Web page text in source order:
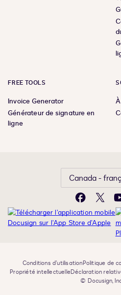
FREE TOOLS
Invoice Generator
Générateur de signature en
ligne
Canada -
Facebook
X
Conditions d’utilisationPolitique de
Propriété intellectuelleDéclaration
© Docusign,